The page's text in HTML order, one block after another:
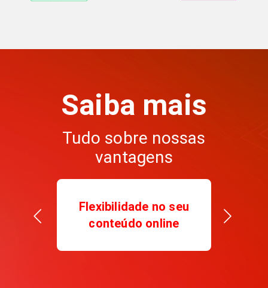
Saiba mais
Tudo sobre nossas
vantagens
Flexibilidade no seu
conteúdo online